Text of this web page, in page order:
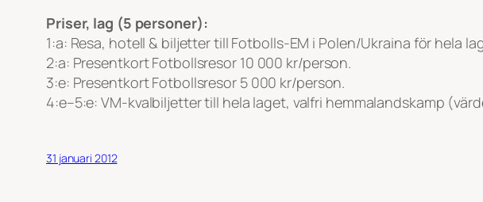
Priser, lag (5 personer):
1:a: Resa, hotell & biljetter till Fotbolls-EM i Polen/Ukraina för hela
2:a: Presentkort Fotbollsresor 10 000 kr/person.
3:e: Presentkort Fotbollsresor 5 000 kr/person.
4:e–5:e: VM-kvalbiljetter till hela laget, valfri hemmalandskamp
31 januari 2012